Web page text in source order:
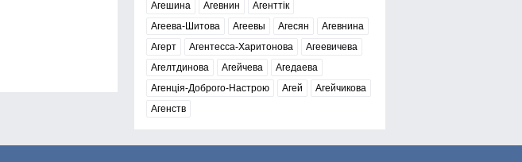
Агешина
Агевнин
Агенттік
Агеева-Шитова
Агеевы Агесян
Агевнина
Агерт
Агентесса-Харитонова
Агеевичева
Агелтдинова
Агейчева
Агедаева
Агенція-Доброго-Настрою
Агей
Агейчикова
Агенств